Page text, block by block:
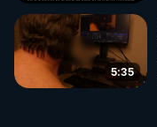
5:35